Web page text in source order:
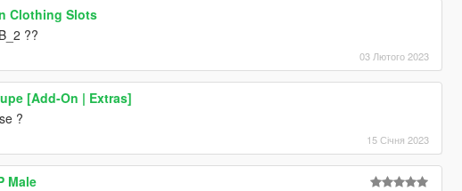
Clothing Slots
??
03 Лютого 2023
[Add-On | Extras]
?
15 Січня 2023
Male